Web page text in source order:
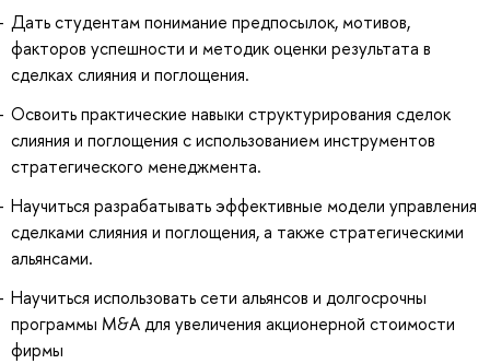
Дать студентам понимание предпосылок, мотивов,
факторов успешности и методик оценки результата в
сделках слияния и поглощения.
Освоить практические навыки структурирования сделок
слияния и поглощения с использованием инструментов
стратегического менеджмента.
Научиться разрабатывать эффективные модели управления
сделками слияния и поглощения, а также стратегическими
альянсами.
Научиться использовать сети альянсов и долгосрочны
программы M&A для увеличения акционерной стоимости
фирмы